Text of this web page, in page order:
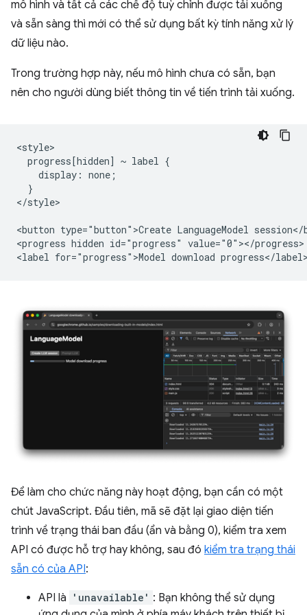
mô hình và tất cả các chế độ tuỳ chỉnh được tải xuống
và sẵn sàng thì mới có thể sử dụng bất kỳ tính năng xử lý
dữ liệu nào.
Trong trường hợp này, nếu mô hình chưa có sẵn, bạn
nên cho người dùng biết thông tin về tiến trình tải xuống.
<style>
  progress[hidden] ~ label {
    display: none;
  }
</style>
<button type="button">Create LanguageModel session</
<progress hidden id="progress" value="0"></progress>
Để làm cho chức năng này hoạt động, bạn cần có một
chút JavaScript. Đầu tiên, mã sẽ đặt lại giao diện tiến
trình về trạng thái ban đầu (ẩn và bằng 0), kiểm tra xem
API có được hỗ trợ hay không, sau đó kiểm tra trạng thái
sẵn có của API:
API là 'unavailable' : Bạn không thể sử dụng